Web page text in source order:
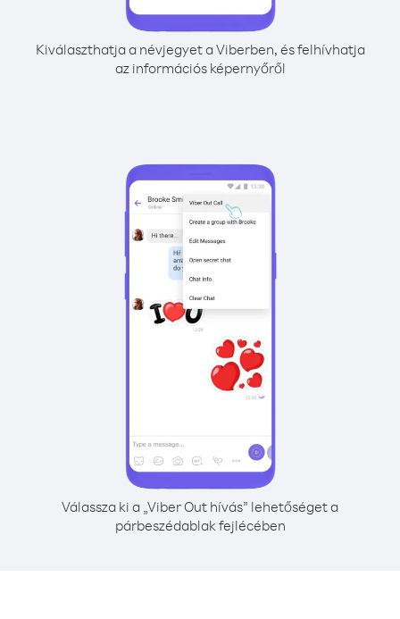
Kiválaszthatja a névjegyet a Viberben, és felhívhatja
az információs képernyőről
Válassza ki a „Viber Out hívás” lehetőséget a
párbeszédablak fejlécében